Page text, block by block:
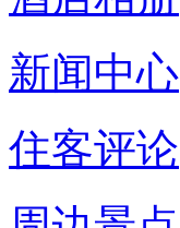
新闻中心
住客评论